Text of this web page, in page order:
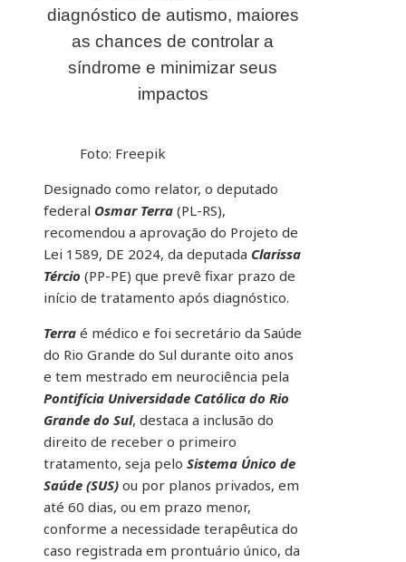
diagnóstico de autismo, maiores
as chances de controlar a
síndrome e minimizar seus
impactos
Foto: Freepik
Designado como relator, o deputado
federal Osmar Terra (PL-RS),
recomendou a aprovação do Projeto de
Lei 1589, DE 2024, da deputada Clarissa
Tércio (PP-PE) que prevê fixar prazo de
início de tratamento após diagnóstico.
Terra é médico e foi secretário da Saúde
do Rio Grande do Sul durante oito anos
e tem mestrado em neurociência pela
Pontifícia Universidade Católica do Rio
Grande do Sul, destaca a inclusão do
direito de receber o primeiro
tratamento, seja pelo Sistema Único de
Saúde (SUS) ou por planos privados, em
até 60 dias, ou em prazo menor,
conforme a necessidade terapêutica do
caso registrada em prontuário único, da